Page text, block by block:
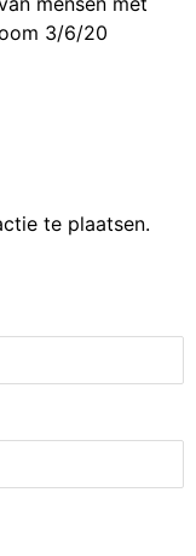
3/6/20
te plaatsen.